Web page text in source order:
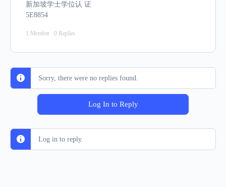
新加坡学士学位认 证
5E8854
1 Member · 0 Replies
Sorry, there were no replies found.
Log In to Reply
Log in to reply.